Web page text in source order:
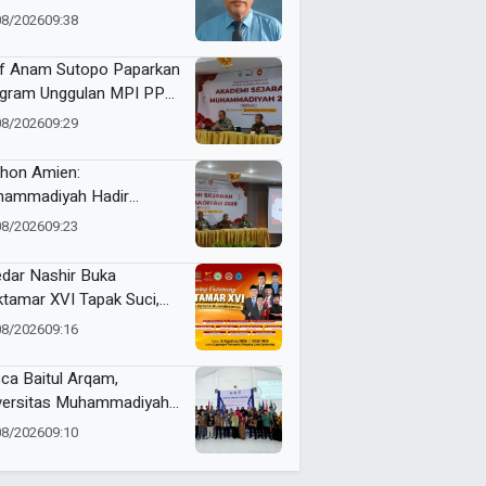
202609:38
Anam Sutopo Paparkan
Unggulan MPI PP
202609:29
Amien:
Hadir
Akidah
202609:23
Nashir Buka
XVI Tapak Suci,
Menteri dan Kapolri
202609:16
Baitul Arqam,
Muhammadiyah
Barat Kawal RTL
202609:10